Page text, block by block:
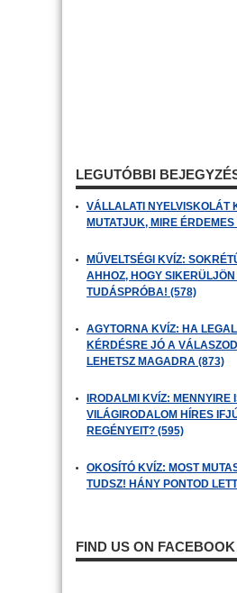
LEGUTÓBBI
VÁLLALATI NYELVISKOLÁT
MUTATJUK, MIRE ÉRDEMES
MŰVELTSÉGI KVÍZ:
AHHOZ, HOGY
TUDÁSPRÓBA! (578)
AGYTORNA KVÍZ: HA
KÉRDÉSRE JÓ A
LEHETSZ MAGADRA (873)
IRODALMI KVÍZ: MENNYIRE
VILÁGIRODALOM HÍRES
REGÉNYEIT? (595)
OKOSÍTÓ KVÍZ: MOST
TUDSZ! HÁNY PONTOD
FIND US ON FACEBOOK